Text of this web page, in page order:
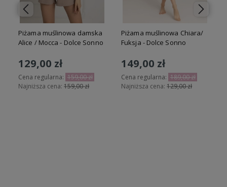
Piżama muślinowa damska
Alice / Mocca - Dolce Sonno
129,00 zł
Cena regularna: 159,00 zł
Najniższa cena: 159,00 zł
Piżama muślinowa Chiara/
Fuksja - Dolce Sonno
149,00 zł
Cena regularna: 189,00 zł
Najniższa cena: 129,00 zł